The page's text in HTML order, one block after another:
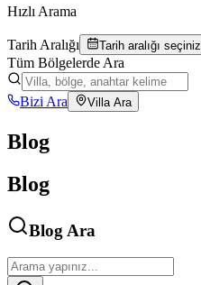
Hızlı Arama
Tarih Aralığı Tarih aralığı seçiniz
Tüm Bölgelerde Ara
Bizi Ara Villa Ara
Blog
Blog
Blog Ara